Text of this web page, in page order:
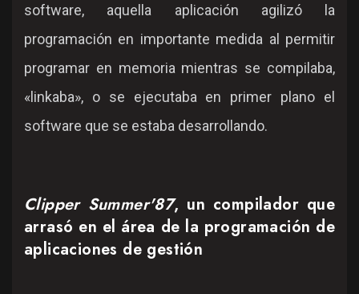
software, aquella aplicación agilizó la
programación en importante medida al permitir
programar en memoria mientras se compilaba,
«linkaba», o se ejecutaba en primer plano el
software que se estaba desarrollando.
Clipper Summer'87, un compilador que
arrasó en el área de la programación de
aplicaciones de gestión